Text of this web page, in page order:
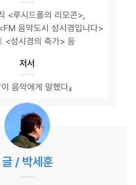
<루시드폴의 리모콘>,
음악도시 성시경입니다>
<성시경의 축가> 등
저서
이 음악에게 말했다』
글 / 박세훈